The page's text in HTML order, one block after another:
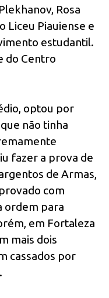
Rosa
Liceu Piauiense e
estudantil.
do Centro
optou por
não tinha
fazer a prova de
de Armas,
com
ordem para
em Fortaleza
mais dois
cassados por